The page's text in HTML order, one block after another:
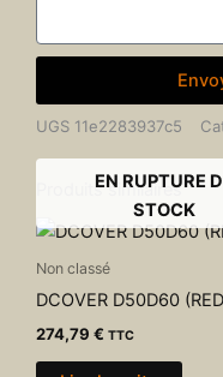
UGS 11e2283937c5
Produits similaires
EN RUPTURE
STOCK
Non classé
DCOVER D50D60
274,79 € TTC